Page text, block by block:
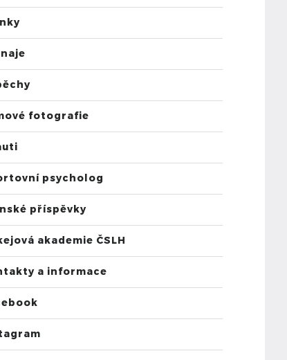
fotografie
psycholog
příspěvky
akademie ČSLH
a informace